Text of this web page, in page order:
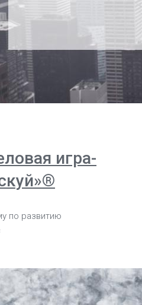
игра-
по развитию